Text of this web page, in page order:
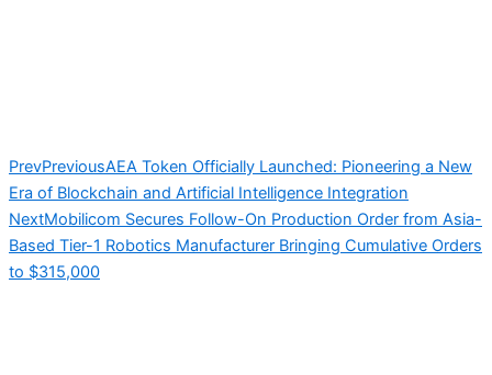
PrevPreviousAEA Token Officially Launched: Pioneering a New
Era of Blockchain and Artificial Intelligence Integration
NextMobilicom Secures Follow-On Production Order from Asia-
Based Tier-1 Robotics Manufacturer Bringing Cumulative Orders
to $315,000